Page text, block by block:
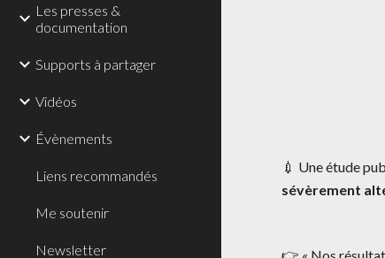
Les presses &
documentation
Supports à partager
Vidéos
Évènements
Liens recommandés
Me soutenir
Newsletter
💉 Une étude
sévèrement